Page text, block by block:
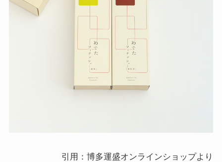
引用：博多運盛オンラインショップより